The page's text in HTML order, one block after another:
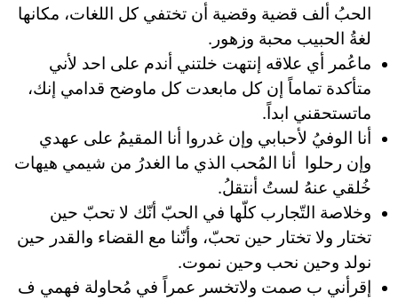
الحبُ ألف قضية وقضية أن تختفي كل اللغات، مكانها
لغةُ الحبيب محبة وزهور.
ماعُمر أي علاقه إنتهت خلتني أندم على احد لأني
متأكدة تماماً إن كل مابعدت كل ماوضح قدامي إنك،
ماتستحقني ابداً.
أنا الوفيُ لأحبابي وإن غدروا ‏أنا المقيمُ على عهدي
وإن رحلوا ‏ ‏أنا المُحب الذي ما الغدرُ من شيمي ‏هيهات
خُلقي عنهُ لستُ أنتقلُ.
وخلاصة التّجارب كلّها في الحبّ أنّك لا تحبّ حين
تختار ولا تختار حين تحبّ، وأنّنا مع القضاء والقدر حين
نولد وحين نحب وحين نموت.
إقرأني ب صمت ولاتخسر عمراً في مُحاولة فهمي ف